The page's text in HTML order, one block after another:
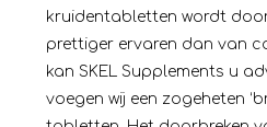
kruidentabletten wordt
prettiger ervaren dan van
kan SKEL Supplements u
voegen wij een zogeheten